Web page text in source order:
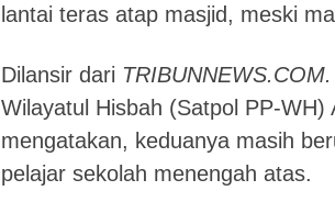
lantai teras atap masjid, meski
Dilansir dari TRIBUNNEWS.COM.
Wilayatul Hisbah (Satpol PP-
mengatakan, keduanya masih
pelajar sekolah menengah atas.